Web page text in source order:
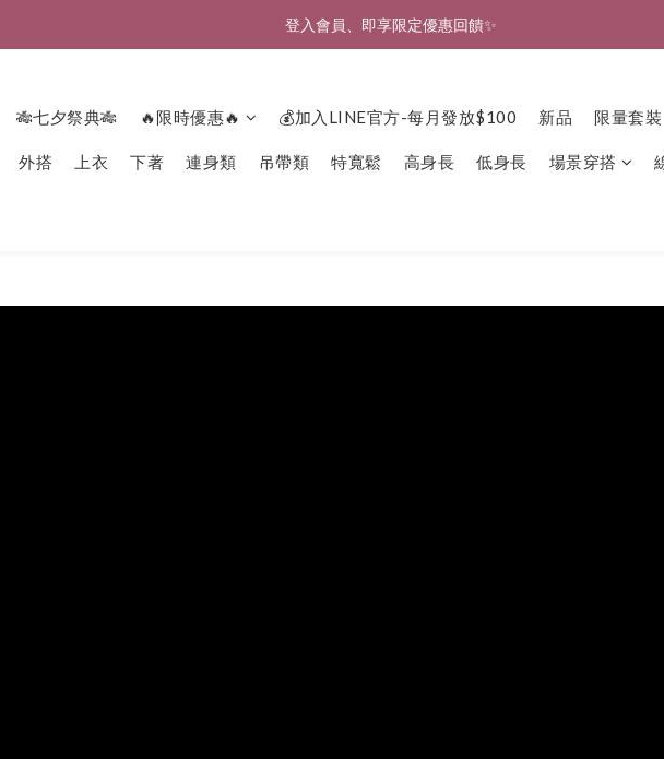
🎉新北淡水實體門市🤗歡迎蒞臨試穿🎉
🎋七夕祭典🎋 🔥限時優惠🔥 💰加入LINE官方-每月發放$100 新品 限量套裝
外搭 上衣 下著 連身類 吊帶類 特寬鬆 高身長 低身長 場景穿搭